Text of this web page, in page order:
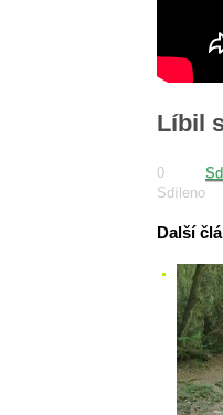
Líbil
0
Sdíleno
Další